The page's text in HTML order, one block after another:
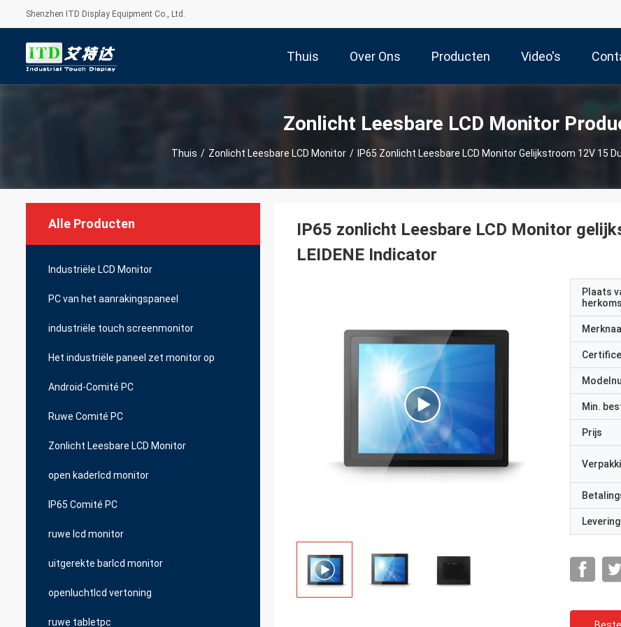
Shenzhen ITD Display Equipment Co., Ltd.
Thuis Over Ons Producten Video's
Zonlicht Leesbare LCD Monitor
Thuis / Zonlicht Leesbare LCD Monitor / IP65 Zonlicht Leesbare LCD Monitor Gelijkstroom 12V 15
Alle Producten
Industriële LCD Monitor
PC van het aanrakingspaneel
industriële touch screenmonitor
Het industriële paneel zet monitor op
Android-Comité PC
Ruwe Comité PC
Zonlicht Leesbare LCD Monitor
open kaderlcd monitor
IP65 Comité PC
ruwe lcd monitor
uitgerekte barlcd monitor
openluchtlcd vertoning
ruwe tabletpc
IP65 zonlicht Leesbare LCD Monitor
LEIDENE Indicator
Plaats
Min.
Prijs